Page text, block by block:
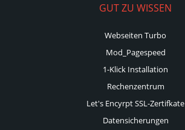
GUT ZU WISSEN
Webseiten Turbo
Mod_Pagespeed
1-Klick Installation
Rechenzentrum
Let's Encyrpt SSL-Zertifkate
Datensicherungen